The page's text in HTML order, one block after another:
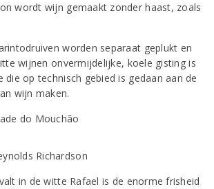
wordt wijn gemaakt zonder haast, zoals
worden separaat geplukt en
wijnen onvermijdelijke, koele gisting is
die op technisch gebied is gedaan aan de
wijn maken.
in de witte Rafael is de enorme frisheid